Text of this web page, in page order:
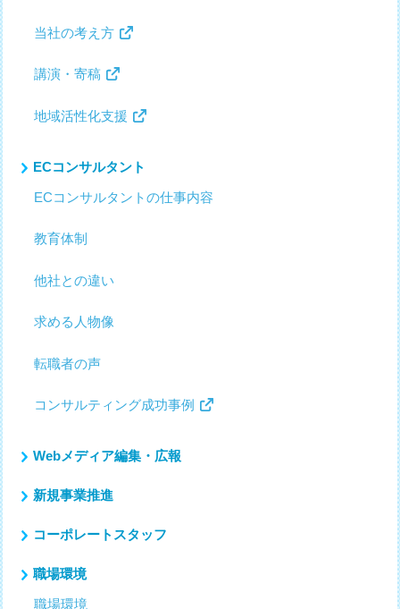
当社の考え方
講演・寄稿
地域活性化支援
ECコンサルタント
ECコンサルタントの仕事内容
教育体制
他社との違い
求める人物像
転職者の声
コンサルティング成功事例
Webメディア編集・広報
新規事業推進
コーポレートスタッフ
職場環境
職場環境